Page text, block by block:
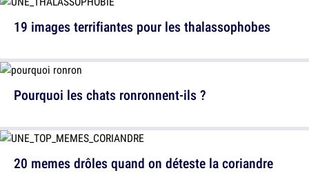
Pourquoi les chats ronronnent-ils ?
19 images terrifiantes pour les thalassophobes
20 memes drôles quand on déteste la coriandre